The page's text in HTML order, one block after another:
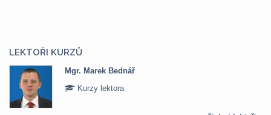
LEKTOŘI KURZŮ
Mgr. Marek Bednář
Kurzy lektora